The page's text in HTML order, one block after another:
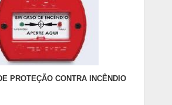
PROTEÇÃO CONTRA INCÊNDIO